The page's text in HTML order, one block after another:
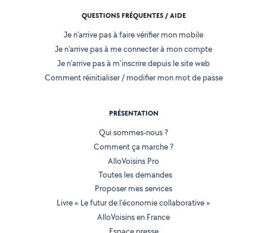
QUESTIONS FRÉQUENTES / AIDE
Je n'arrive pas à faire vérifier mon mobile
Je n'arrive pas à me connecter à mon compte
Je n'arrive pas à m'inscrire depuis le site web
Comment réinitialiser / modifier mon mot de passe
PRÉSENTATION
Qui sommes-nous ?
Comment ça marche ?
AlloVoisins Pro
Toutes les demandes
Proposer mes services
Livre « Le futur de l'économie collaborative »
AlloVoisins en France